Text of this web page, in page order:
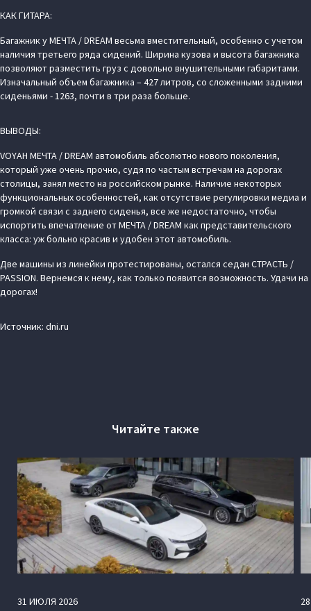
КАК ГИТАРА:
Багажник у МЕЧТА / DREAM весьма вместительный, особенно с учетом
наличия третьего ряда сидений. Ширина кузова и высота багажника
позволяют разместить груз с довольно внушительными габаритами.
Изначальный объем багажника – 427 литров, со сложенными задними
сиденьями - 1263, почти в три раза больше.
ВЫВОДЫ:
VOYAH МЕЧТА / DREAM автомобиль абсолютно нового поколения,
который уже очень прочно, судя по частым встречам на дорогах
столицы, занял место на российском рынке. Наличие некоторых
функциональных особенностей, как отсутствие регулировки медиа и
громкой связи с заднего сиденья, все же недостаточно, чтобы
испортить впечатление от МЕЧТА / DREAM как представительского
класса: уж больно красив и удобен этот автомобиль.
Две машины из линейки протестированы, остался седан СТРАСТЬ /
PASSION. Вернемся к нему, как только появится возможность. Удачи на
дорогах!
Источник: dni.ru
Читайте также
31 ИЮЛЯ 2026 28